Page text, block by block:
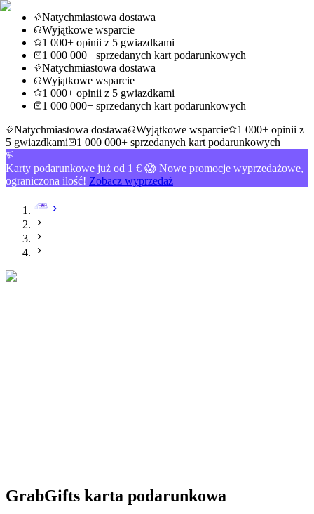
Natychmiastowa dostawa
Wyjątkowe wsparcie
1 000+ opinii z 5 gwiazdkami
1 000 000+ sprzedanych kart podarunkowych
Natychmiastowa dostawa
Wyjątkowe wsparcie
1 000+ opinii z 5 gwiazdkami
1 000 000+ sprzedanych kart podarunkowych
Natychmiastowa dostawa
Wyjątkowe wsparcie
1 000+ opinii z
5 gwiazdkami
1 000 000+ sprzedanych kart podarunkowych
Karty podarunkowe już od 1 € 😱 Nowe promocje wyprzedażowe,
ograniczona ilość! Zobacz wyprzedaż
GrabGifts karta podarunkowa